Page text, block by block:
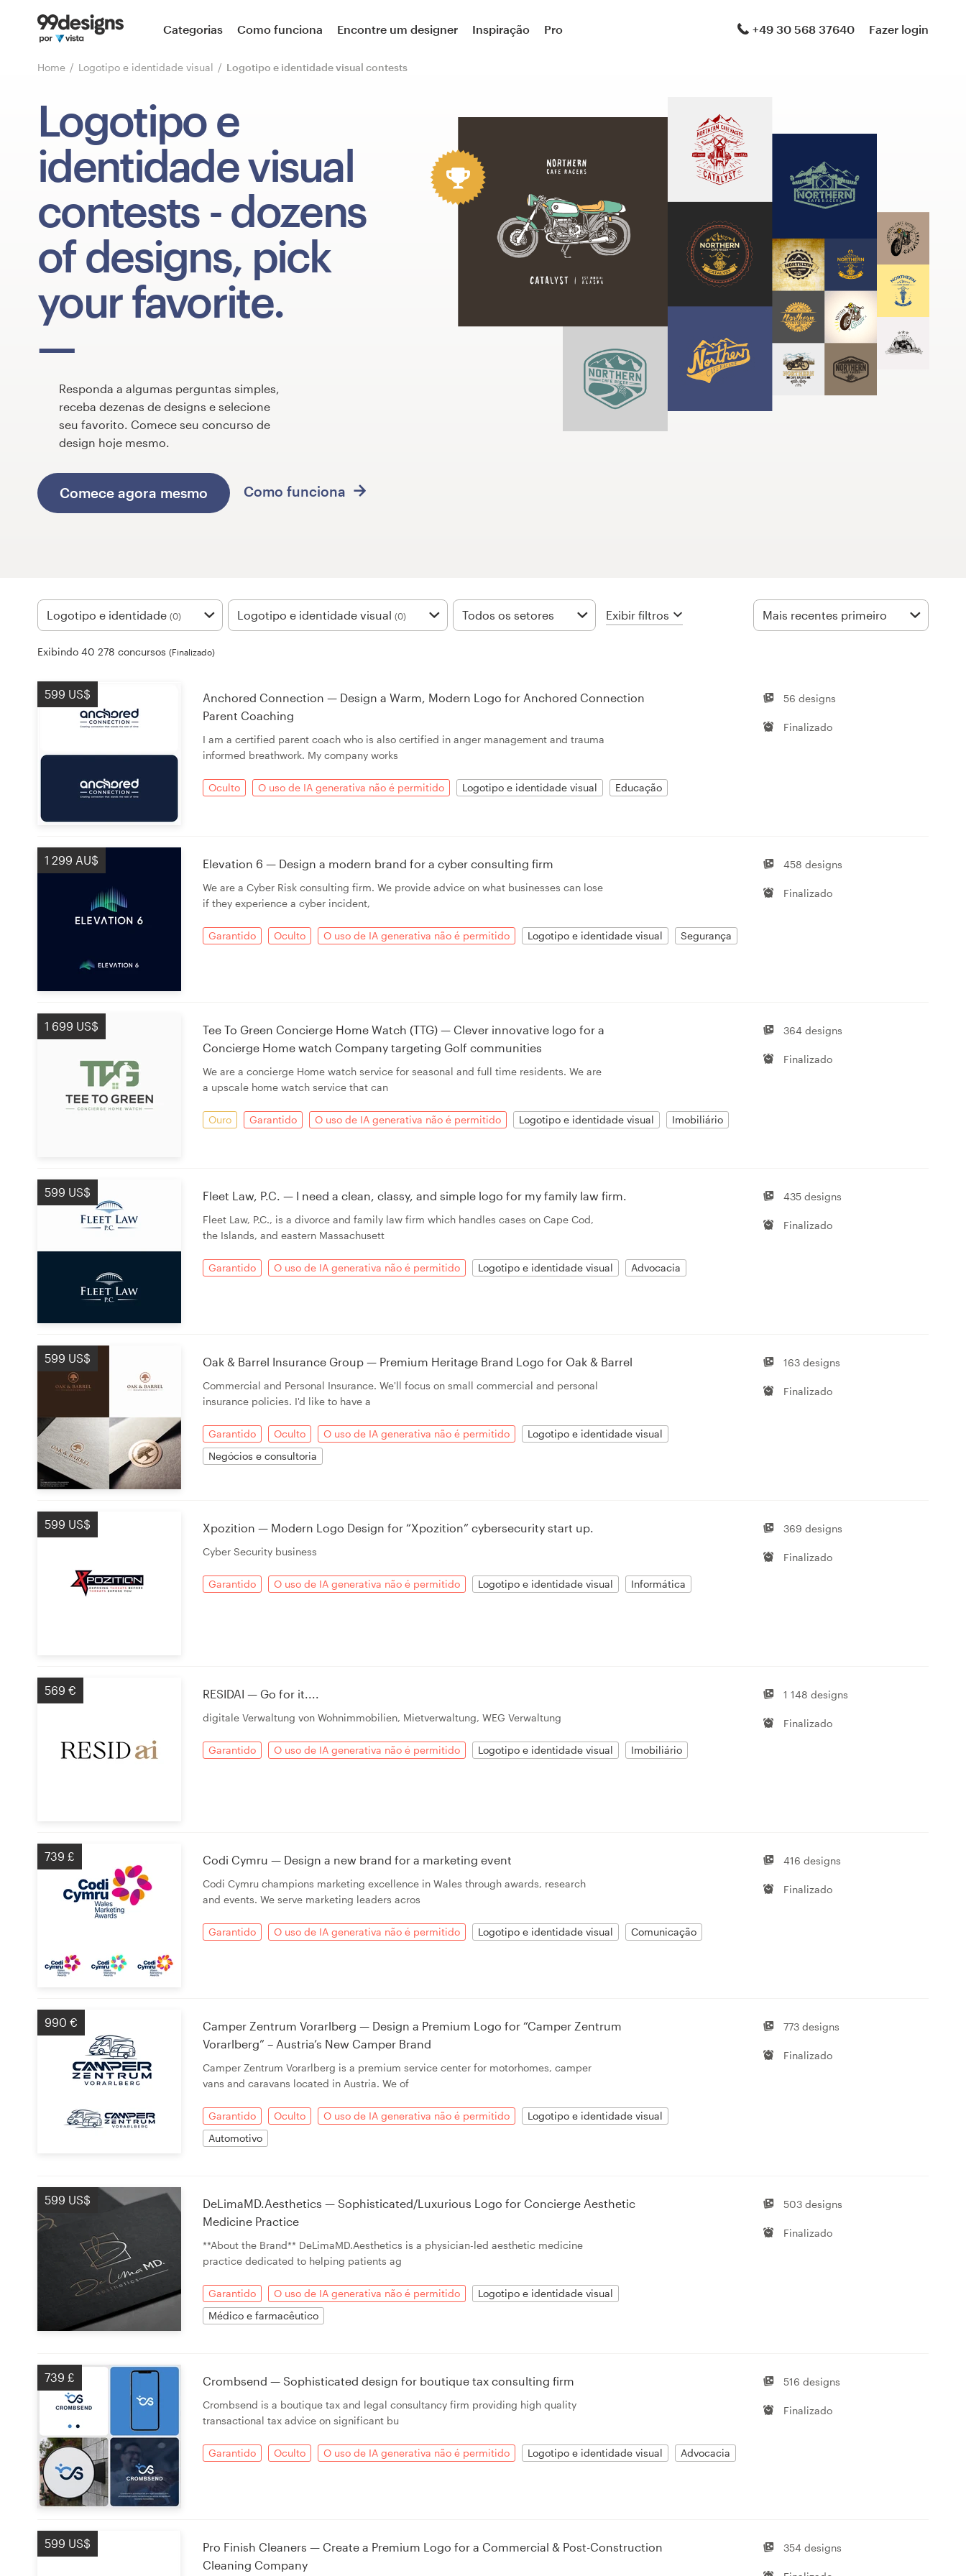
Categorias Como funciona Encontre um designer Inspiração Pro +49 30 568 37640 Fazer login
Home Logotipo e identidade visual Logotipo e identidade visual contests
Logotipo e
identidade visual
contests - dozens
of designs, pick
your favorite.
Responda a algumas perguntas simples,
receba dezenas de designs e selecione
seu favorito. Comece seu concurso de
design hoje mesmo.
Comece agora mesmo Como funciona
Logotipo e identidade (0) Logotipo e identidade visual (0) Todos os setores Exibir filtros Mais recentes primeiro
Exibindo 40 278 concursos (Finalizado)
599 US$
Anchored Connection — Design a Warm, Modern Logo for Anchored Connection
Parent Coaching
I am a certified parent coach who is also certified in anger management and trauma
informed breathwork. My company works
Oculto O uso de IA generativa não é permitido Logotipo e identidade visual Educação
56 designs
Finalizado
1 299 AU$ Elevation 6 — Design a modern brand for a cyber consulting firm
We are a Cyber Risk consulting firm. We provide advice on what businesses can lose
if they experience a cyber incident,
Garantido Oculto O uso de IA generativa não é permitido Logotipo e identidade visual Segurança
458 designs
Finalizado
1 699 US$
Tee To Green Concierge Home Watch (TTG) — Clever innovative logo for a
Concierge Home watch Company targeting Golf communities
We are a concierge Home watch service for seasonal and full time residents. We are
a upscale home watch service that can
Ouro Garantido O uso de IA generativa não é permitido Logotipo e identidade visual Imobiliário
364 designs
Finalizado
599 US$ Fleet Law, P.C. — I need a clean, classy, and simple logo for my family law firm.
Fleet Law, P.C., is a divorce and family law firm which handles cases on Cape Cod,
the Islands, and eastern Massachusett
Garantido O uso de IA generativa não é permitido Logotipo e identidade visual Advocacia
435 designs
Finalizado
599 US$ Oak & Barrel Insurance Group — Premium Heritage Brand Logo for Oak & Barrel
Commercial and Personal Insurance. We'll focus on small commercial and personal
insurance policies. I'd like to have a
Garantido Oculto O uso de IA generativa não é permitido
Logotipo e identidade visual
Negócios e consultoria
163 designs
Finalizado
599 US$ Xpozition — Modern Logo Design for “Xpozition” cybersecurity start up.
Cyber Security business
Garantido O uso de IA generativa não é permitido Logotipo e identidade visual Informática
369 designs
Finalizado
569 € RESIDAI — Go for it....
digitale Verwaltung von Wohnimmobilien, Mietverwaltung, WEG Verwaltung
Garantido O uso de IA generativa não é permitido Logotipo e identidade visual Imobiliário
1 148 designs
Finalizado
739 £ Codi Cymru — Design a new brand for a marketing event
Codi Cymru champions marketing excellence in Wales through awards, research
and events. We serve marketing leaders acros
Garantido O uso de IA generativa não é permitido Logotipo e identidade visual Comunicação
416 designs
Finalizado
990 €
Camper Zentrum Vorarlberg — Design a Premium Logo for “Camper Zentrum
Vorarlberg” – Austria’s New Camper Brand
Camper Zentrum Vorarlberg is a premium service center for motorhomes, camper
vans and caravans located in Austria. We of
Garantido Oculto O uso de IA generativa não é permitido
Logotipo e identidade visual
Automotivo
773 designs
Finalizado
599 US$
DeLimaMD.Aesthetics — Sophisticated/Luxurious Logo for Concierge Aesthetic
Medicine Practice
**About the Brand** DeLimaMD.Aesthetics is a physician-led aesthetic medicine
practice dedicated to helping patients ag
Garantido O uso de IA generativa não é permitido
Logotipo e identidade visual
Médico e farmacêutico
503 designs
Finalizado
739 £ Crombsend — Sophisticated design for boutique tax consulting firm
Crombsend is a boutique tax and legal consultancy firm providing high quality
transactional tax advice on significant bu
Garantido Oculto O uso de IA generativa não é permitido Logotipo e identidade visual Advocacia
516 designs
Finalizado
599 US$
Pro Finish Cleaners — Create a Premium Logo for a Commercial & Post-Construction
Cleaning Company
354 designs
Página inicial
Pesquisar categorias
Encontre um designer
Inspiração
99designs Pro
Serviços
design
Veja inspirações
99designs Studio
design
Design de logotipos
Cartão de visita
Design de site
Suporte
+49 30 568 37640
Recursos
Torne-se um designer